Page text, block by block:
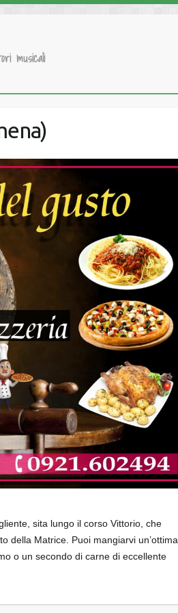
musicali
sita lungo il corso Vittorio, che
della Matrice. Puoi mangiarvi un’ottima
o un secondo di carne di eccellente